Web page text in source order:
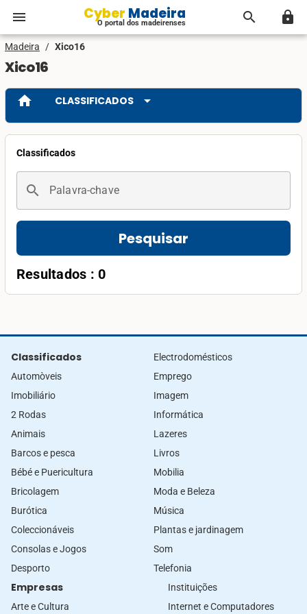
menu Cyber Madeira
O portal dos madeirenses search lock
Madeira / Xico16
Xico16
home CLASSIFICADOS arrow_drop_down
Classificados
search Palavra-chave
Pesquisar
Resultados : 0
Classificados
Automòveis
Imobiliário
2 Rodas
Animais
Barcos e pesca
Bébé e Puericultura
Bricolagem
Burótica
Coleccionáveis
Consolas e Jogos
Desporto
Electrodomésticos
Emprego
Imagem
Informática
Lazeres
Livros
Mobilia
Moda e Beleza
Música
Plantas e jardinagem
Som
Telefonia
Empresas
Arte e Cultura
Instituições
Internet e Computadores